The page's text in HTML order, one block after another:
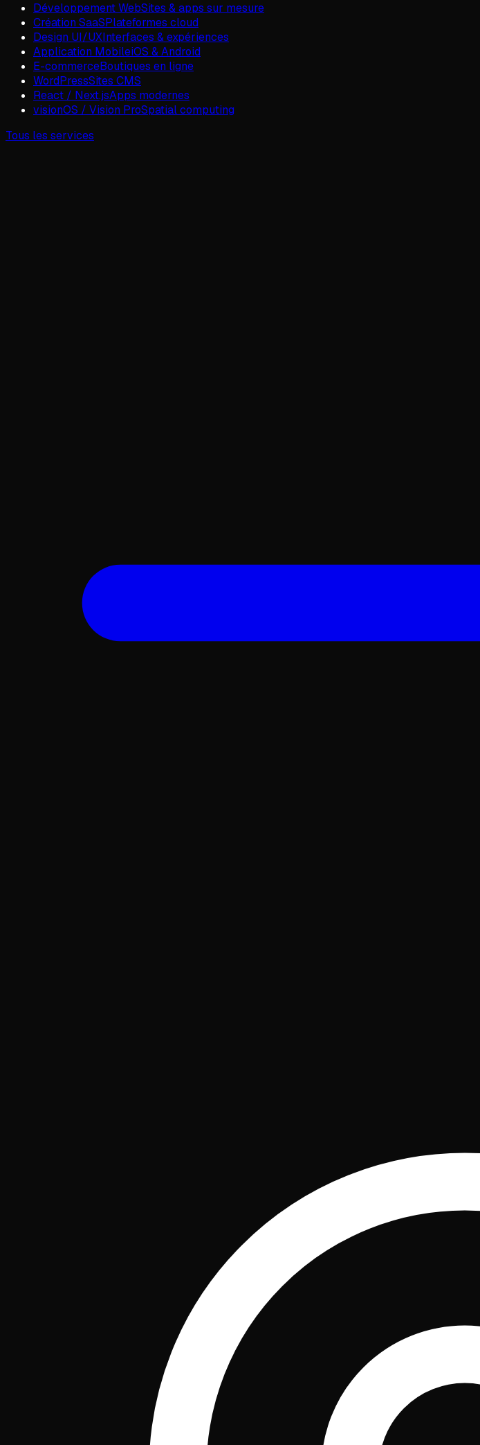
Développement WebSites & apps sur mesure
Création SaaSPlateformes cloud
Design UI/UXInterfaces & expériences
Application MobileiOS & Android
E-commerceBoutiques en ligne
WordPressSites CMS
React / Next.jsApps modernes
visionOS / Vision ProSpatial computing
Tous les services